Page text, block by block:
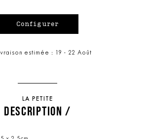
estimée : 19 - 22 Août
LA PETITE
DESCRIPTION /